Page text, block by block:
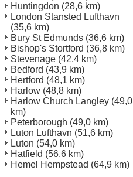
Huntingdon (28,6 km)
London Stansted Lufthavn
(35,6 km)
Bury St Edmunds (36,6 km)
Bishop's Stortford (36,8 km)
Stevenage (42,4 km)
Bedford (43,9 km)
Hertford (48,1 km)
Harlow (48,8 km)
Harlow Church Langley (49,0
km)
Peterborough (49,0 km)
Luton Lufthavn (51,6 km)
Luton (54,0 km)
Hatfield (56,6 km)
Hemel Hempstead (64,9 km)